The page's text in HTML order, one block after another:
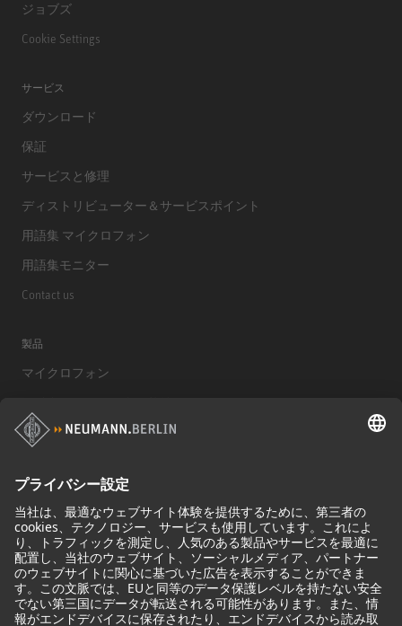
ジョブズ
Cookie Settings
サービス
ダウンロード
保証
サービスと修理
ディストリビューター＆サービスポイント
用語集 マイクロフォン
用語集モニター
Contact us
製品
マイクロフォン
モニター
ヘッドフォン
歴史的なマイクロフォン
Audio Interface